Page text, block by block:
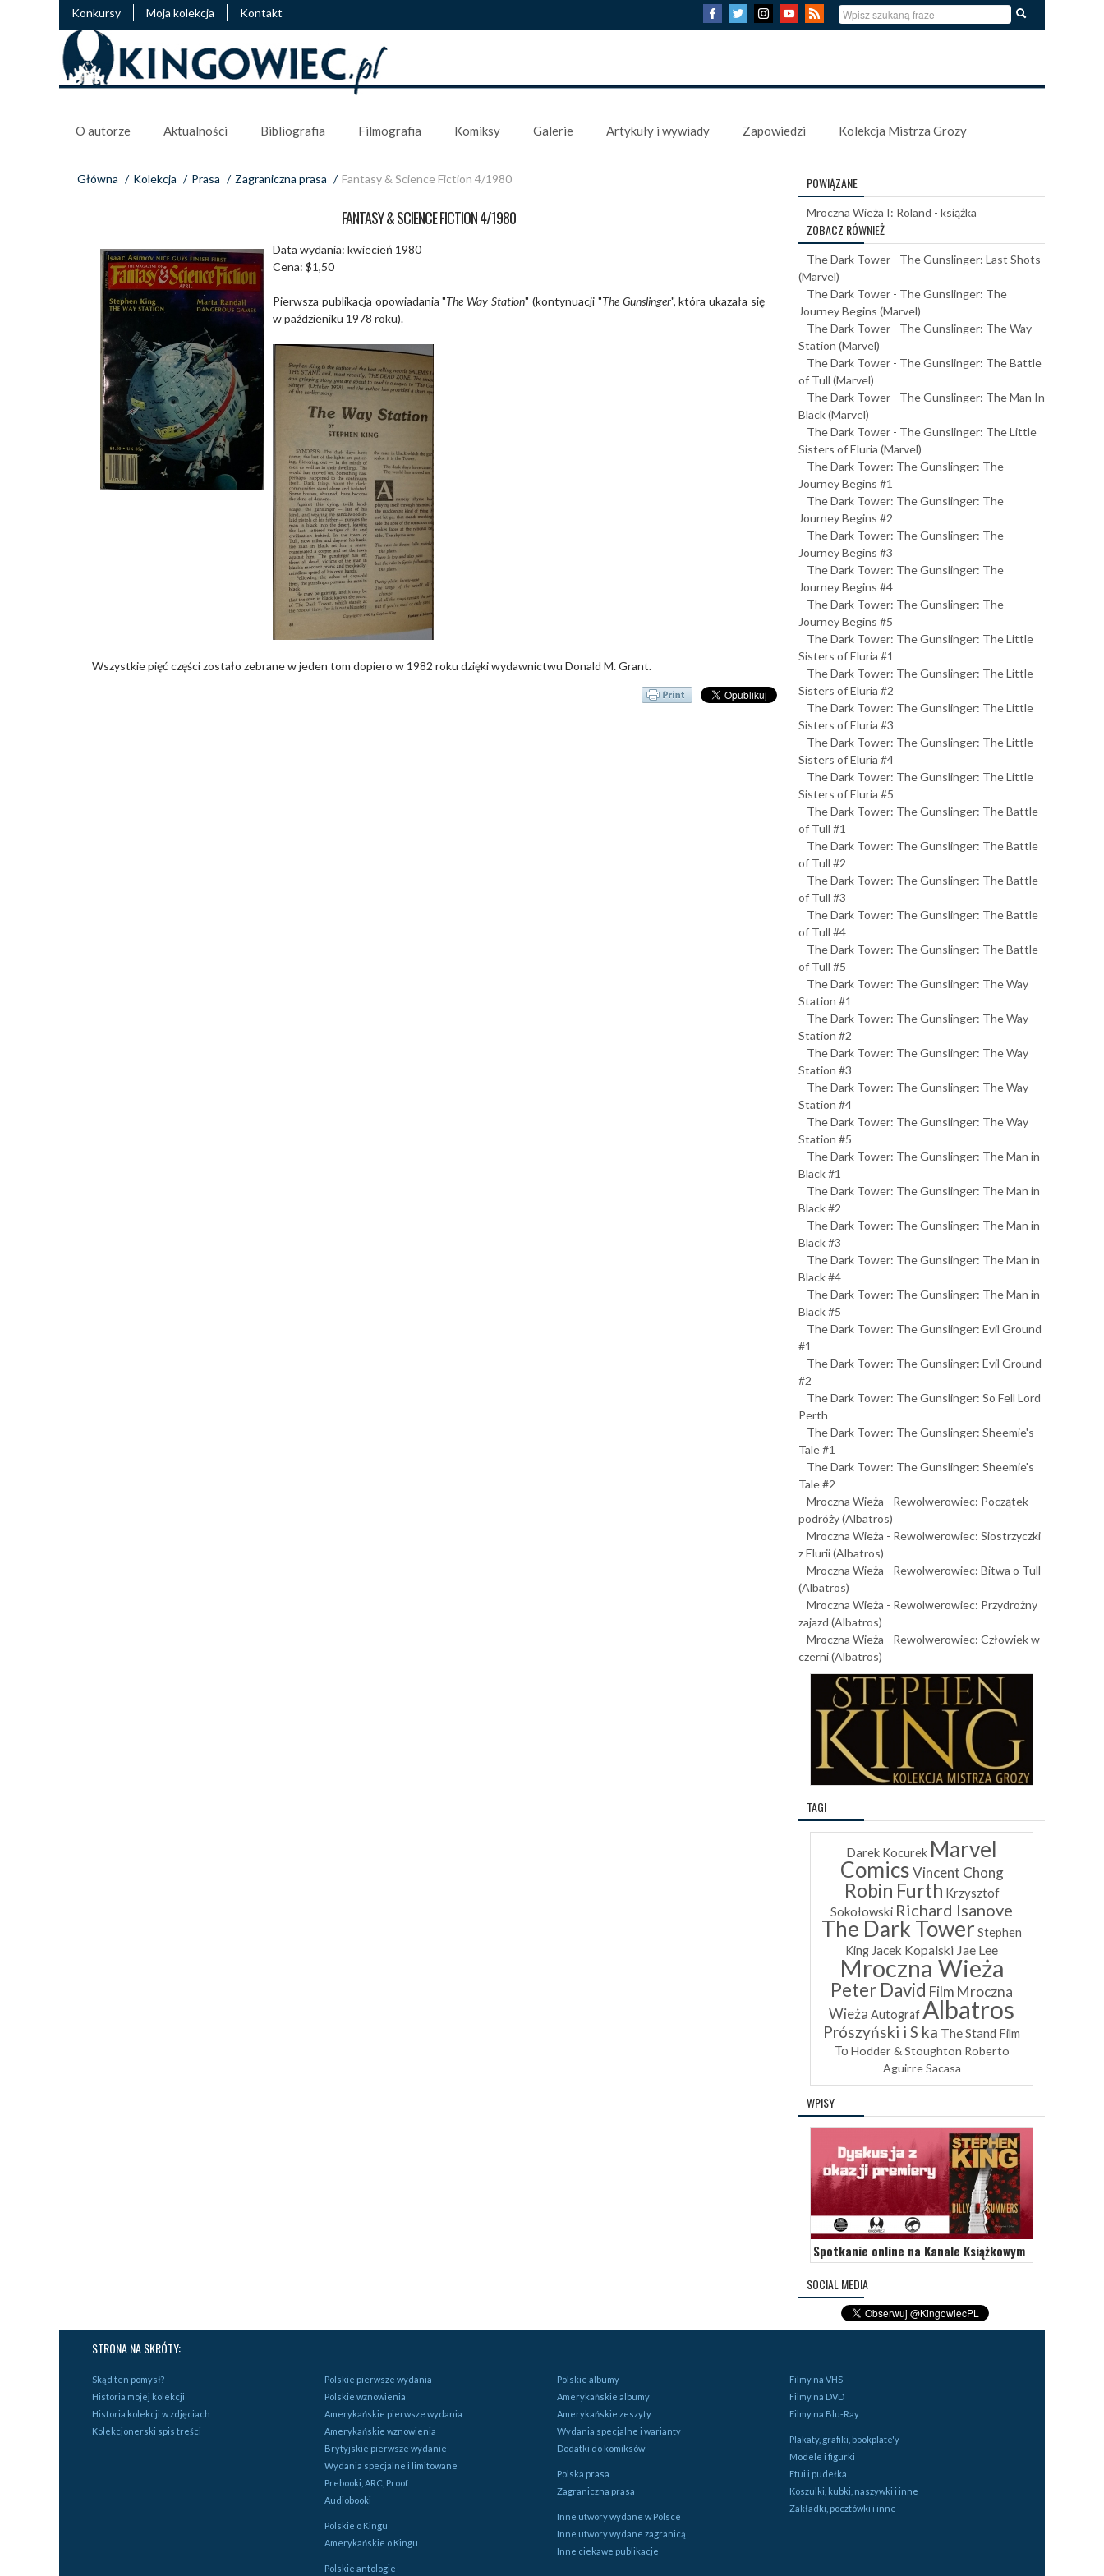
Konkursy Moja kolekcja Kontakt
O autorze Aktualności Bibliografia Filmografia Komiksy Galerie Artykuły i wywiady Zapowiedzi Kolekcja Mistrza Grozy
Główna / Kolekcja / Prasa / Zagraniczna prasa / Fantasy & Science Fiction 4/1980
FANTASY & SCIENCE FICTION 4/1980
Data wydania: kwiecień 1980
Cena: $1,50
Pierwsza publikacja opowiadania "The Way Station" (kontynuacji "The Gunslinger", która ukazała się
w paździeniku 1978 roku).
Wszystkie pięć części zostało zebrane w jeden tom dopiero w 1982 roku dzięki wydawnictwu Donald M. Grant.
POWIĄZANE
Mroczna Wieża I: Roland - książka
ZOBACZ RÓWNIEŻ
The Dark Tower - The Gunslinger: Last Shots
(Marvel)
The Dark Tower - The Gunslinger: The
Journey Begins (Marvel)
The Dark Tower - The Gunslinger: The Way
Station (Marvel)
The Dark Tower - The Gunslinger: The Battle
of Tull (Marvel)
The Dark Tower - The Gunslinger: The Man In
Black (Marvel)
The Dark Tower - The Gunslinger: The Little
Sisters of Eluria (Marvel)
The Dark Tower: The Gunslinger: The
Journey Begins #1
The Dark Tower: The Gunslinger: The
Journey Begins #2
The Dark Tower: The Gunslinger: The
Journey Begins #3
The Dark Tower: The Gunslinger: The
Journey Begins #4
The Dark Tower: The Gunslinger: The
Journey Begins #5
The Dark Tower: The Gunslinger: The Little
Sisters of Eluria #1
The Dark Tower: The Gunslinger: The Little
Sisters of Eluria #2
The Dark Tower: The Gunslinger: The Little
Sisters of Eluria #3
The Dark Tower: The Gunslinger: The Little
Sisters of Eluria #4
The Dark Tower: The Gunslinger: The Little
Sisters of Eluria #5
The Dark Tower: The Gunslinger: The Battle
of Tull #1
The Dark Tower: The Gunslinger: The Battle
of Tull #2
The Dark Tower: The Gunslinger: The Battle
of Tull #3
The Dark Tower: The Gunslinger: The Battle
of Tull #4
The Dark Tower: The Gunslinger: The Battle
of Tull #5
The Dark Tower: The Gunslinger: The Way
Station #1
The Dark Tower: The Gunslinger: The Way
Station #2
The Dark Tower: The Gunslinger: The Way
Station #3
The Dark Tower: The Gunslinger: The Way
Station #4
The Dark Tower: The Gunslinger: The Way
Station #5
The Dark Tower: The Gunslinger: The Man in
Black #1
The Dark Tower: The Gunslinger: The Man in
Black #2
The Dark Tower: The Gunslinger: The Man in
Black #3
The Dark Tower: The Gunslinger: The Man in
Black #4
The Dark Tower: The Gunslinger: The Man in
Black #5
The Dark Tower: The Gunslinger: Evil Ground
#1
The Dark Tower: The Gunslinger: Evil Ground
#2
The Dark Tower: The Gunslinger: So Fell Lord
Perth
The Dark Tower: The Gunslinger: Sheemie's
Tale #1
The Dark Tower: The Gunslinger: Sheemie's
Tale #2
Mroczna Wieża - Rewolwerowiec: Początek
podróży (Albatros)
Mroczna Wieża - Rewolwerowiec: Siostrzyczki
z Elurii (Albatros)
Mroczna Wieża - Rewolwerowiec: Bitwa o Tull
(Albatros)
Mroczna Wieża - Rewolwerowiec: Przydrożny
zajazd (Albatros)
Mroczna Wieża - Rewolwerowiec: Człowiek w
czerni (Albatros)
TAGI
Darek Kocurek Marvel
ComicsVincent Chong
Robin Furth Krzysztof
Sokołowski Richard Isanove
The Dark Tower Stephen
King Jacek Kopalski Jae Lee
Mroczna Wieża
Peter David Film Mroczna
Wieża Autograf Albatros
Prószyński i S ka The Stand Film
To Hodder & Stoughton Roberto
Aguirre Sacasa
WPISY
Spotkanie online na Kanale Książkowym
SOCIAL MEDIA
STRONA NA SKRÓTY:
Skąd ten pomysł?
Historia mojej kolekcji
Historia kolekcji w zdjęciach
Kolekcjonerski spis treści
Polskie pierwsze wydania
Polskie wznowienia
Amerykańskie pierwsze wydania
Amerykańskie wznowienia
Brytyjskie pierwsze wydanie
Wydania specjalne i limitowane
Prebooki, ARC, Proof
Audiobooki
Polskie o Kingu
Amerykańskie o Kingu
Polskie antologie
Polskie albumy
Amerykańskie albumy
Amerykańskie zeszyty
Wydania specjalne i warianty
Dodatki do komiksów
Polska prasa
Zagraniczna prasa
Inne utwory wydane w Polsce
Inne utwory wydane zagranicą
Inne ciekawe publikacje
Filmy na VHS
Filmy na DVD
Filmy na Blu-Ray
Plakaty, grafiki, bookplate'y
Modele i figurki
Etui i pudełka
Koszulki, kubki, naszywki i inne
Zakładki, pocztówki i inne